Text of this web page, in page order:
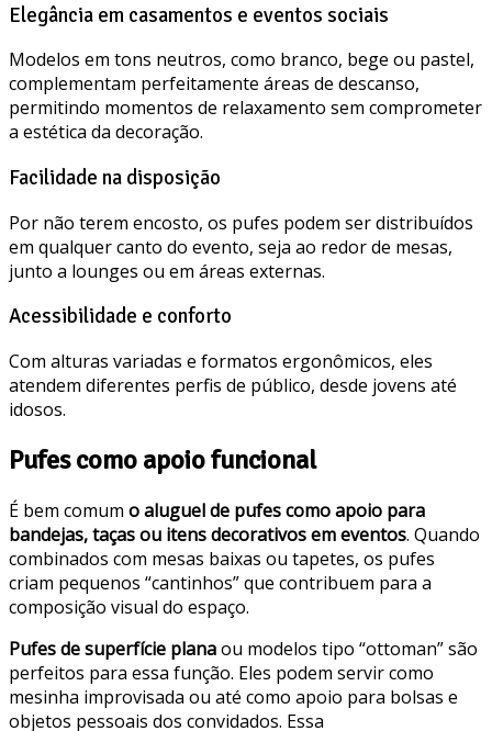
Elegância em casamentos e eventos sociais
Modelos em tons neutros, como branco, bege ou pastel,
complementam perfeitamente áreas de descanso,
permitindo momentos de relaxamento sem comprometer
a estética da decoração.
Facilidade na disposição
Por não terem encosto, os pufes podem ser distribuídos
em qualquer canto do evento, seja ao redor de mesas,
junto a lounges ou em áreas externas.
Acessibilidade e conforto
Com alturas variadas e formatos ergonômicos, eles
atendem diferentes perfis de público, desde jovens até
idosos.
Pufes como apoio funcional
É bem comum o aluguel de pufes como apoio para
bandejas, taças ou itens decorativos em eventos. Quando
combinados com mesas baixas ou tapetes, os pufes
criam pequenos “cantinhos” que contribuem para a
composição visual do espaço.
Pufes de superfície planaou modelos tipo “ottoman” são
perfeitos para essa função. Eles podem servir como
mesinha improvisada ou até como apoio para bolsas e
objetos pessoais dos convidados. Essa